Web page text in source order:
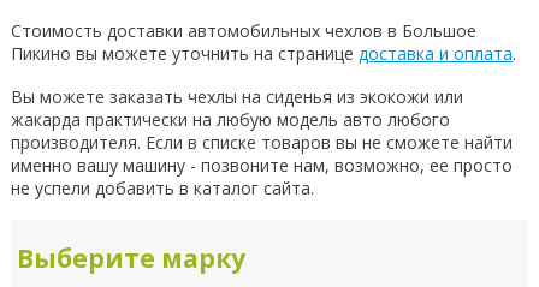
Стоимость доставки автомобильных чехлов в Большое
Пикино вы можете уточнить на странице доставка и оплата.
Вы можете заказать чехлы на сиденья из экокожи или
жакарда практически на любую модель авто любого
производителя. Если в списке товаров вы не сможете найти
именно вашу машину - позвоните нам, возможно, ее просто
не успели добавить в каталог сайта.
Выберите марку